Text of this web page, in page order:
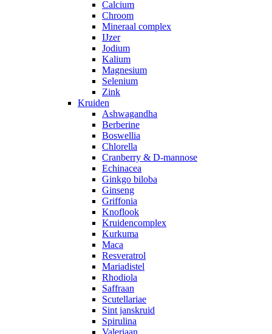
Calcium
Chroom
Mineraal complex
IJzer
Jodium
Kalium
Magnesium
Selenium
Zink
Kruiden
Ashwagandha
Berberine
Boswellia
Chlorella
Cranberry & D-mannose
Echinacea
Ginkgo biloba
Ginseng
Griffonia
Knoflook
Kruidencomplex
Kurkuma
Maca
Resveratrol
Mariadistel
Rhodiola
Saffraan
Scutellariae
Sint janskruid
Spirulina
Valeriaan